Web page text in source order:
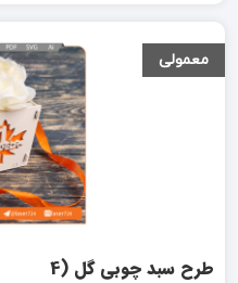
معمولی
طرح سبد چوبی گل (4